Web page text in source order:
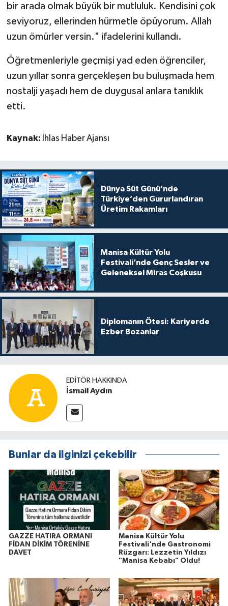
bir arada olmak büyük bir mutluluk. Kendisini çok
seviyoruz, ellerinden hürmetle öpüyorum. Allah
uzun ömürler versin." ifadelerini kullandı.
Öğretmenleriyle geçmişi yad eden öğrenciler,
uzun yıllar sonra gerçekleşen bu buluşmada hem
nostalji yaşadı hem de duygusal anlara tanıklık
etti.
Kaynak: İhlas Haber Ajansı
Dünya Süt Günü’nde
Türkiye’den Gururlandıran
Üretim Rakamları
Manisa Kültür Yolu
Festivali’nde Genç Sesler ve
Geleneksel Miras Coşkusu
Diplomanın Ötesi: Kariyerde
Ezber Bozanlar
EDITÖR HAKKINDA
İsmail Aydın
Bunlar da ilginizi çekebilir
GAZZE HATIRA ORMANI
FİDAN DİKİM TÖRENİNE
DAVET
Manisa Kültür Yolu
Festivali'nde Gastronomi
Rüzgarı: Lezzetin Yıldızı
"Manisa Kebabı" Oldu!